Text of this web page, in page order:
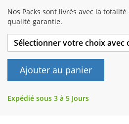
Nos Packs sont livrés avec la totalité
qualité garantie.
Sélectionner votre choix avec
Ajouter au panier
Expédié sous 3 à 5 Jours